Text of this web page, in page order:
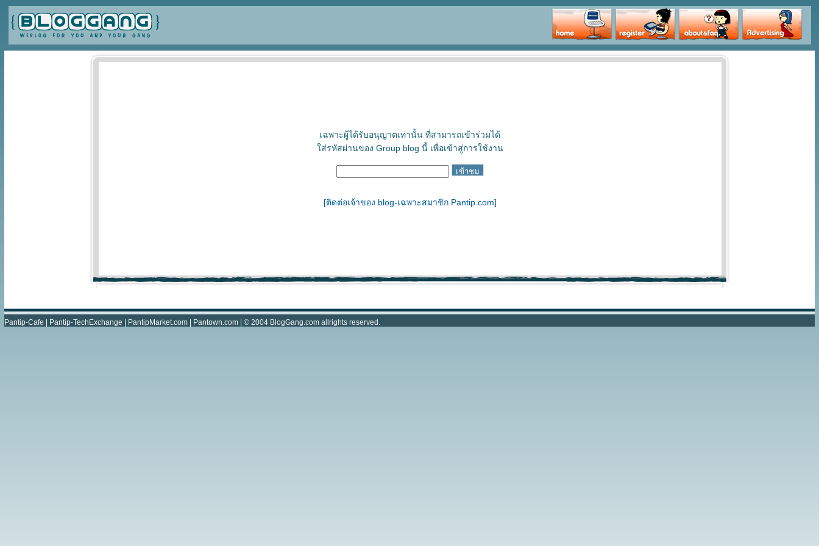
เฉพาะผู้ได้รับอนุญาตเท่านั้น ที่สามารถเข้าร่วมได้
ใส่รหัสผ่านของ Group blog นี้ เพื่อเข้าสู่การใช้งาน
[ติดต่อเจ้าของ blog-เฉพาะสมาชิก Pantip.com]
Pantip-Cafe Pantip-TechExchange PantipMarket.com Pantown.com | © 2004 BlogGang.com allrights reserved.